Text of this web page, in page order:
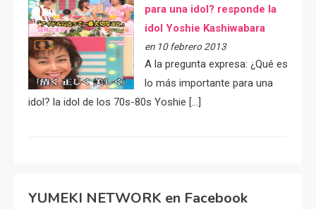
para una idol? responde la
idol Yoshie Kashiwabara
en 10 febrero 2013
A la pregunta expresa: ¿Qué es
lo más importante para una
idol? la idol de los 70s-80s Yoshie […]
YUMEKI NETWORK en Facebook